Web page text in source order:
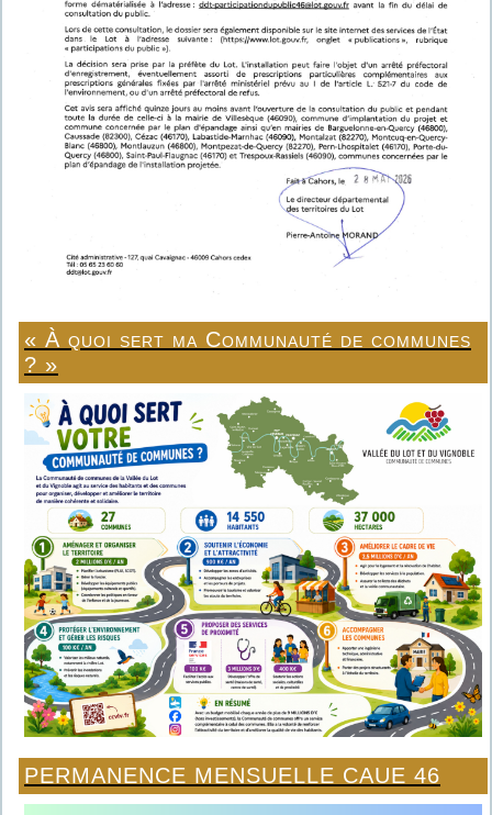
« À quoi sert ma Communauté de communes
? »
PERMANENCE MENSUELLE CAUE 46